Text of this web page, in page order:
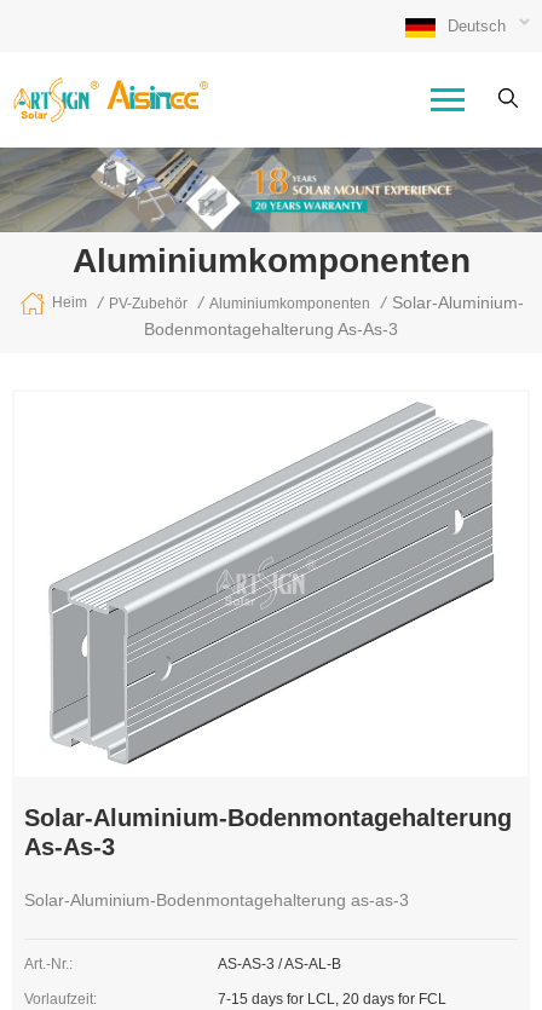
Deutsch
Aluminiumkomponenten
Heim / PV-Zubehör / Aluminiumkomponenten / Solar-Aluminium-
Bodenmontagehalterung As-As-3
Solar-Aluminium-Bodenmontagehalterung
As-As-3
Solar-Aluminium-Bodenmontagehalterung as-as-3
Art.-Nr.: AS-AS-3 / AS-AL-B
Vorlaufzeit: 7-15 days for LCL, 20 days for FCL